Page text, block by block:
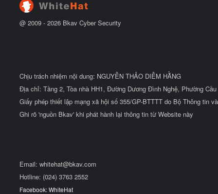
@ 2009 - 2026 Bkav Cyber Security
Chịu trách nhiệm nội dung: NGUYỄN THẢO DIỄM HẰNG
Địa chỉ: Tầng 2, Tòa nhà HH1, Đường Dương Đình Nghệ, Phường
Giấy phép thiết lập mạng xã hội số 355/GP-BTTTT do Bộ Thông tin
Ghi rõ 'nguồn Bkav' khi phát hành lại thông tin từ Website này
Email: whitehat@bkav.com
Hotline: (024) 3763 2552
Facebook: WhiteHat